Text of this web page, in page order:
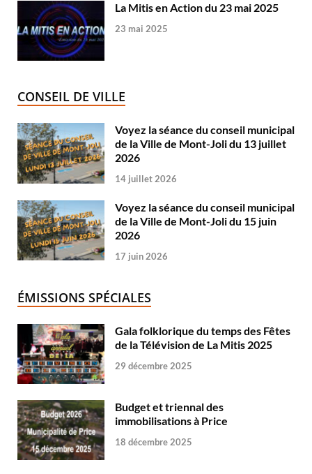
La Mitis en Action du 23 mai 2025
23 mai 2025
CONSEIL DE VILLE
Voyez la séance du conseil municipal
de la Ville de Mont-Joli du 13 juillet
2026
14 juillet 2026
Voyez la séance du conseil municipal
de la Ville de Mont-Joli du 15 juin
2026
17 juin 2026
ÉMISSIONS SPÉCIALES
Gala folklorique du temps des Fêtes
de la Télévision de La Mitis 2025
29 décembre 2025
Budget et triennal des
immobilisations à Price
18 décembre 2025